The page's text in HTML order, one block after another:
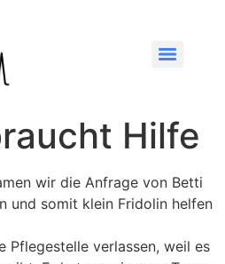
Hilfe
wir die Anfrage von Betti
und somit klein Fridolin helfen
Pflegestelle verlassen, weil es